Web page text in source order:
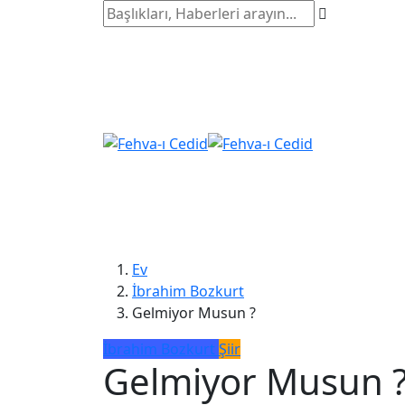
Ev
İbrahim Bozkurt
Gelmiyor Musun ?
İbrahim Bozkurt Şiir
Gelmiyor Musun